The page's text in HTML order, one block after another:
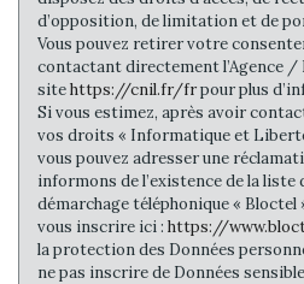
d’opposition, de limitation et de
Vous pouvez retirer votre
contactant directement l’Agence /
sitehttps://cnil.fr/frpour plus
Si vous estimez, après avoir
vos droits « Informatique et
vous pouvez adresser une
informons de l’existence de la
démarchage téléphonique « Bloctel
vous inscrire ici : https://
la protection des Données
ne pas inscrire de Données